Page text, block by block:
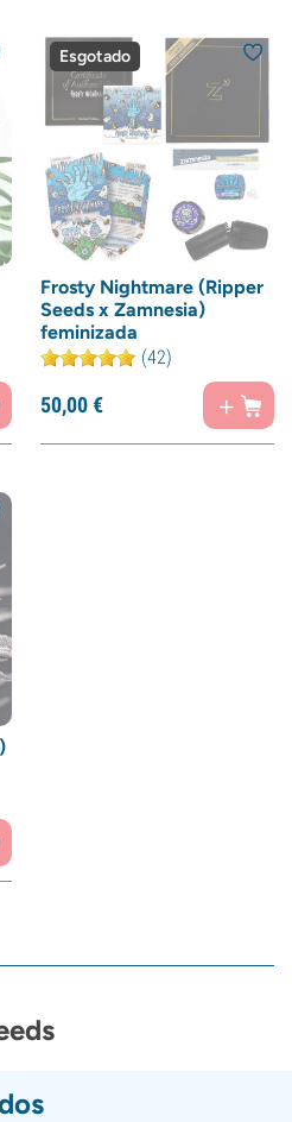
Esgotado
Frosty Nightmare (Ripper
Seeds x Zamnesia)
feminizada
(42)
50,00€